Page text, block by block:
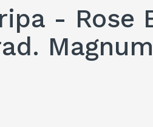
- Rose
Magnum